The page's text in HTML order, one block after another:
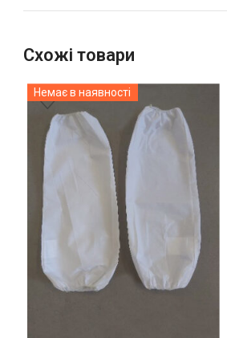
Схожі товари
Немає в наявності